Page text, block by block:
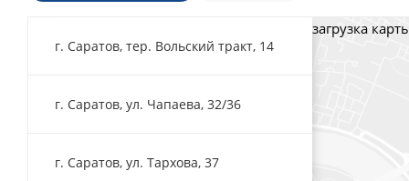
г. Саратов, тер. Вольский тракт, 14
г. Саратов, ул. Чапаева, 32/36
г. Саратов, ул. Тархова, 37
загрузка